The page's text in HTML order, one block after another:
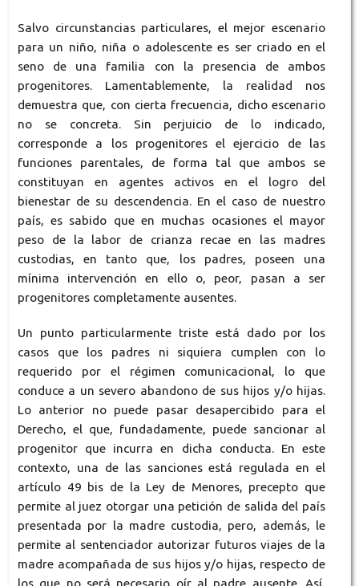
Salvo circunstancias particulares, el mejor escenario
para un niño, niña o adolescente es ser criado en el
seno de una familia con la presencia de ambos
progenitores. Lamentablemente, la realidad nos
demuestra que, con cierta frecuencia, dicho escenario
no se concreta. Sin perjuicio de lo indicado,
corresponde a los progenitores el ejercicio de las
funciones parentales, de forma tal que ambos se
constituyan en agentes activos en el logro del
bienestar de su descendencia. En el caso de nuestro
país, es sabido que en muchas ocasiones el mayor
peso de la labor de crianza recae en las madres
custodias, en tanto que, los padres, poseen una
mínima intervención en ello o, peor, pasan a ser
progenitores completamente ausentes.
Un punto particularmente triste está dado por los
casos que los padres ni siquiera cumplen con lo
requerido por el régimen comunicacional, lo que
conduce a un severo abandono de sus hijos y/o hijas.
Lo anterior no puede pasar desapercibido para el
Derecho, el que, fundadamente, puede sancionar al
progenitor que incurra en dicha conducta. En este
contexto, una de las sanciones está regulada en el
artículo 49 bis de la Ley de Menores, precepto que
permite al juez otorgar una petición de salida del país
presentada por la madre custodia, pero, además, le
permite al sentenciador autorizar futuros viajes de la
madre acompañada de sus hijos y/o hijas, respecto de
los que no será necesario oír al padre ausente. Así,